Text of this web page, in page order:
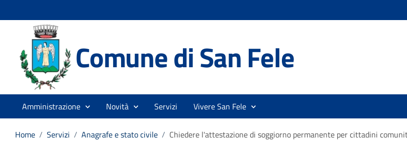
Comune di San Fele
Amministrazione Novità Servizi Vivere San Fele
Home / Servizi / Anagrafe e stato civile / Chiedere l'attestazione di soggiorno permanente per cittadini